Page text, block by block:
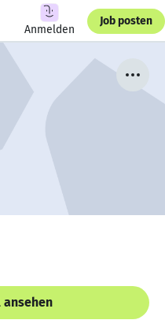
Anmelden
Job posten
ansehen